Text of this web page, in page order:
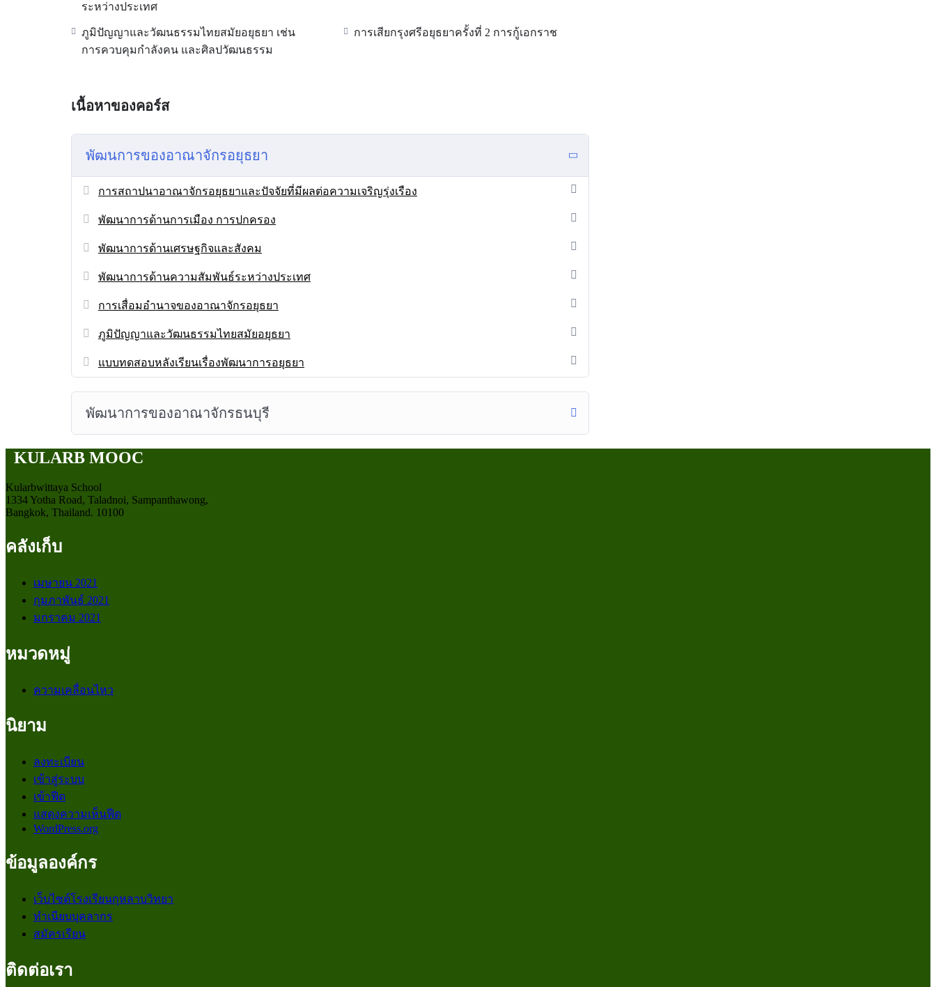
ระหว่างประเทศ
ภูมิปัญญาและวัฒนธรรมไทยสมัยอยุธยา เช่น
การควบคุมกำลังคน และศิลปวัฒนธรรม
การเสียกรุงศรีอยุธยาครั้งที่ 2 การกู้เอกราช
เนื้อหาของคอร์ส
พัฒนการของอาณาจักรอยุธยา
การสถาปนาอาณาจักรอยุธยาและปัจจัยที่มีผลต่อความเจริญรุ่งเรือง
พัฒนาการด้านการเมือง การปกครอง
พัฒนาการด้านเศรษฐกิจและสังคม
พัฒนาการด้านความสัมพันธ์ระหว่างประเทศ
การเสื่อมอำนาจของอาณาจักรอยุธยา
ภูมิปัญญาและวัฒนธรรมไทยสมัยอยุธยา
แบบทดสอบหลังเรียนเรื่องพัฒนาการอยุธยา
พัฒนาการของอาณาจักรธนบุรี
KULARB MOOC
Kularbwittaya School
1334 Yotha Road, Taladnoi, Sampanthawong,
Bangkok, Thailand. 10100
คลังเก็บ
เมษายน 2021
กุมภาพันธ์ 2021
มกราคม 2021
หมวดหมู่
ความเคลื่อนไหว
นิยาม
ลงทะเบียน
เข้าสู่ระบบ
เข้าฟีด
แสดงความเห็นฟีด
WordPress.org
ข้อมูลองค์กร
เว็บไซต์โรงเรียนกุหลาบวิทยา
ทำเนียบบุคลากร
สมัครเรียน
ติดต่อเรา